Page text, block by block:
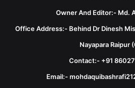
Owner And Editor:- Md.
Office Address:- Behind Dr Dinesh
Nayapara Raipur
Contact:- +91
Email:-